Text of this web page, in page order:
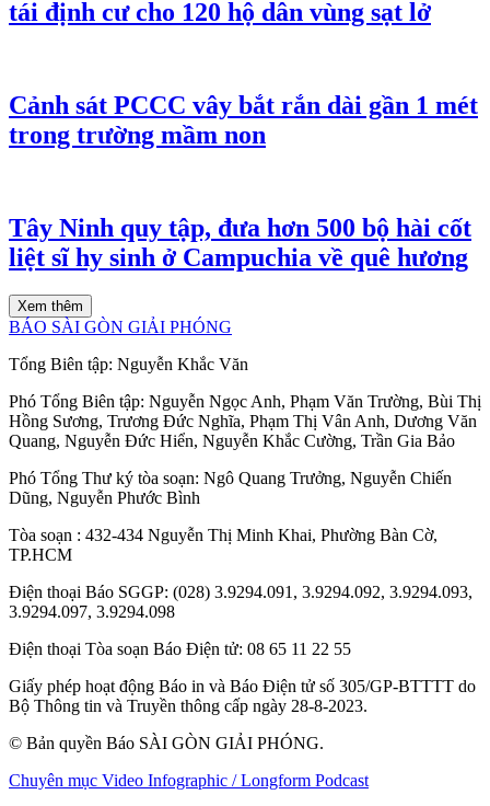
tái định cư cho 120 hộ dân vùng sạt lở
Cảnh sát PCCC vây bắt rắn dài gần 1 mét
trong trường mầm non
Tây Ninh quy tập, đưa hơn 500 bộ hài cốt
liệt sĩ hy sinh ở Campuchia về quê hương
Xem thêm
BÁO SÀI GÒN GIẢI PHÓNG
Tổng Biên tập: Nguyễn Khắc Văn
Phó Tổng Biên tập: Nguyễn Ngọc Anh, Phạm Văn Trường, Bùi Thị
Hồng Sương, Trương Đức Nghĩa, Phạm Thị Vân Anh, Dương Văn
Quang, Nguyễn Đức Hiển, Nguyễn Khắc Cường, Trần Gia Bảo
Phó Tổng Thư ký tòa soạn: Ngô Quang Trưởng, Nguyễn Chiến
Dũng, Nguyễn Phước Bình
Tòa soạn : 432-434 Nguyễn Thị Minh Khai, Phường Bàn Cờ,
TP.HCM
Điện thoại Báo SGGP: (028) 3.9294.091, 3.9294.092, 3.9294.093,
3.9294.097, 3.9294.098
Điện thoại Tòa soạn Báo Điện tử: 08 65 11 22 55
Giấy phép hoạt động Báo in và Báo Điện tử số 305/GP-BTTTT do
Bộ Thông tin và Truyền thông cấp ngày 28-8-2023.
© Bản quyền Báo SÀI GÒN GIẢI PHÓNG.
Chuyên mục Video Infographic / Longform Podcast